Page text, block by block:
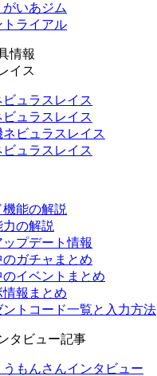
いあジム
トライアル
情報
イス
ュラスレイス
ビュラスレイス
ビュラスレイス
ュラスレイス
機能の解説
の解説
プデート情報
のガチャまとめ
のイベントまとめ
情報まとめ
ントコード一覧と入力方法
タビュー記事
うもんさんインタビュー